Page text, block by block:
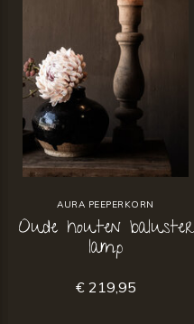
AURA PEEPERKORN
Oude houten baluster
lamp
€ 219,95